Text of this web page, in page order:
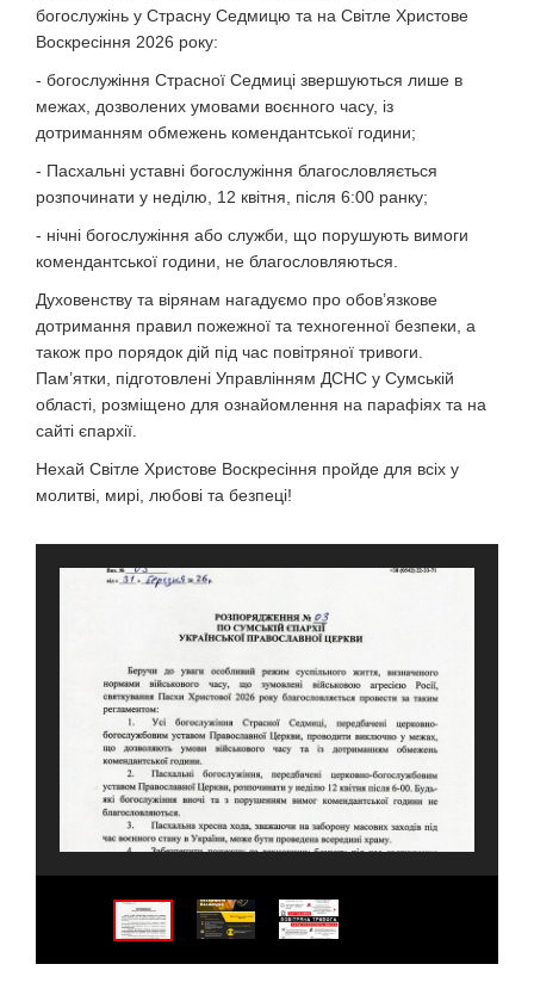
богослужінь у Страсну Седмицю та на Світле Христове
Воскресіння 2026 року:
- богослужіння Страсної Седмиці звершуються лише в
межах, дозволених умовами воєнного часу, із
дотриманням обмежень комендантської години;
- Пасхальні уставні богослужіння благословляється
розпочинати у неділю, 12 квітня, після 6:00 ранку;
- нічні богослужіння або служби, що порушують вимоги
комендантської години, не благословляються.
Духовенству та вірянам нагадуємо про обов’язкове
дотримання правил пожежної та техногенної безпеки, а
також про порядок дій під час повітряної тривоги.
Пам’ятки, підготовлені Управлінням ДСНС у Сумській
області, розміщено для ознайомлення на парафіях та на
сайті єпархії.
Нехай Світле Христове Воскресіння пройде для всіх у
молитві, мирі, любові та безпеці!